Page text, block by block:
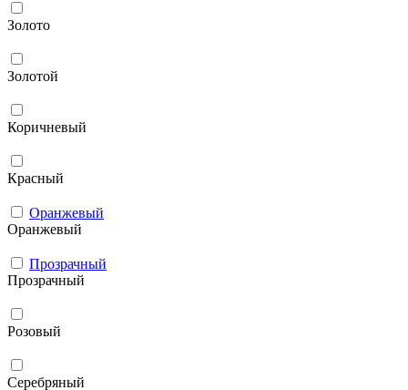
Золото
Золотой
Коричневый
Красный
Оранжевый
Оранжевый
Прозрачный
Прозрачный
Розовый
Серебряный